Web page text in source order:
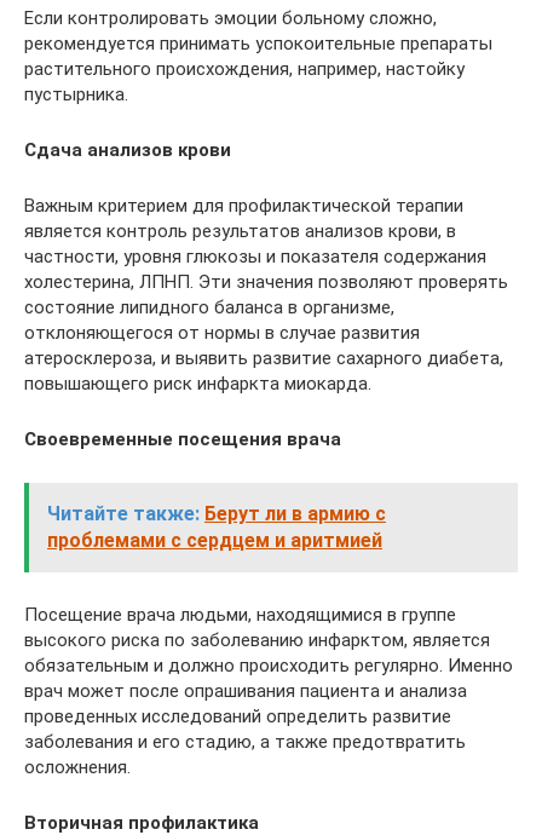
Если контролировать эмоции больному сложно,
рекомендуется принимать успокоительные препараты
растительного происхождения, например, настойку
пустырника.
Сдача анализов крови
Важным критерием для профилактической терапии
является контроль результатов анализов крови, в
частности, уровня глюкозы и показателя содержания
холестерина, ЛПНП. Эти значения позволяют проверять
состояние липидного баланса в организме,
отклоняющегося от нормы в случае развития
атеросклероза, и выявить развитие сахарного диабета,
повышающего риск инфаркта миокарда.
Своевременные посещения врача
Читайте также: Берут ли в армию с
проблемами с сердцем и аритмией
Посещение врача людьми, находящимися в группе
высокого риска по заболеванию инфарктом, является
обязательным и должно происходить регулярно. Именно
врач может после опрашивания пациента и анализа
проведенных исследований определить развитие
заболевания и его стадию, а также предотвратить
осложнения.
Вторичная профилактика